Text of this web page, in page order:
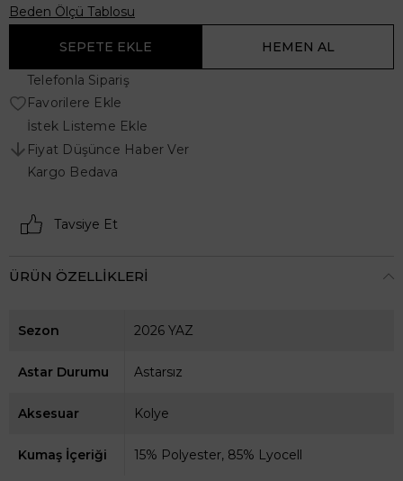
Beden Ölçü Tablosu
Telefonla Sipariş
Favorilere Ekle
İstek Listeme Ekle
Fiyat Düşünce Haber Ver
Kargo Bedava
Tavsiye Et
ÜRÜN ÖZELLIKLERI
Sezon 2026 YAZ
Astar Durumu Astarsız
Aksesuar Kolye
Kumaş İçeriği 15% Polyester, 85% Lyocell